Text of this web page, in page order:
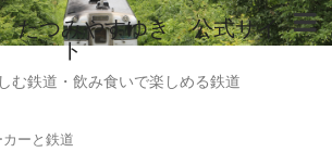
たつみやすゆき 公式サイ
ト
む鉄道・飲み食いで楽しめる鉄道
ーと鉄道